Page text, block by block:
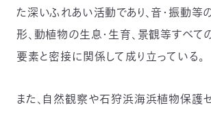
た深いふれあい活動であり、音・振動
形、動植物の生息・生育、景観等すべ
要素と密接に関係して成り立っている。
また、自然観察や石狩浜海浜植物保護